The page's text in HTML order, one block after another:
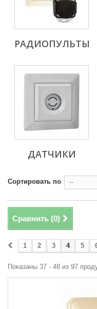
РАДИОПУЛЬТЫ
ДАТЧИКИ
Сортировать по --
Сравнить (0)
1 2 3 4 5
Показаны 37 - 48 из 97